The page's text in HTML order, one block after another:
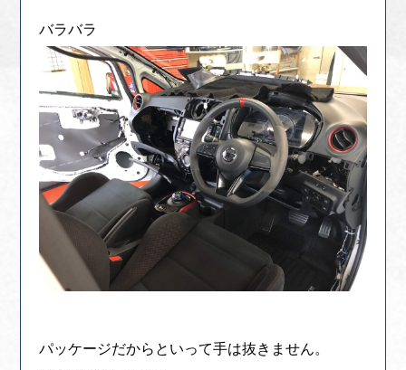
バラバラ
パッケージだからといって手は抜きません。